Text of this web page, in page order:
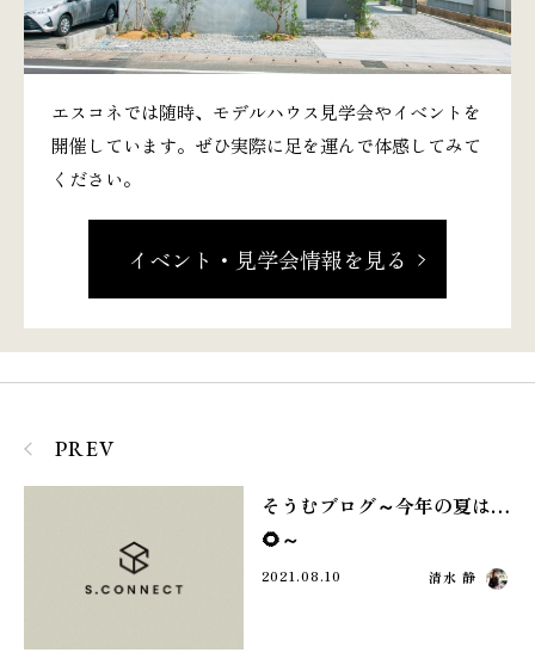
エスコネでは随時、モデルハウス見学会やイベントを
開催しています。ぜひ実際に足を運んで体感してみて
ください。
イベント・見学会情報を見る
PREV
そうむブログ～今年の夏は…
🌻～
2021.08.10 清水 静